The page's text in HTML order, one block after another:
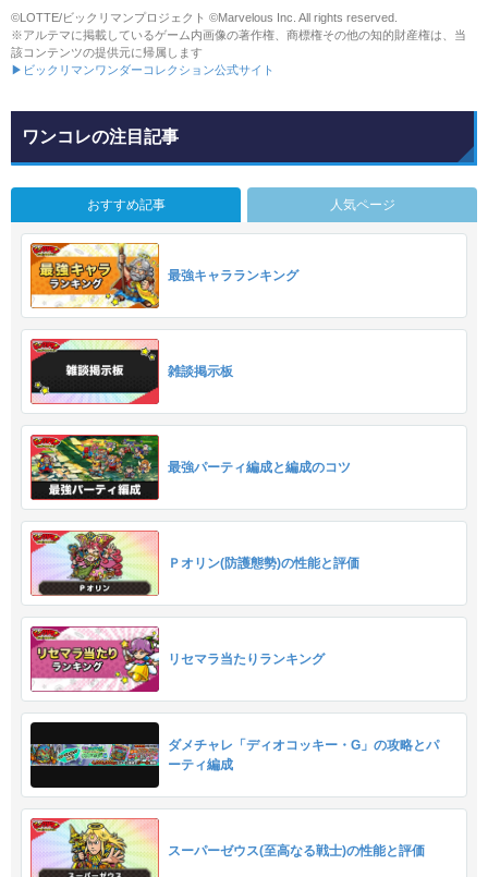
©LOTTE/ビックリマンプロジェクト ©Marvelous Inc. All rights reserved.
※アルテマに掲載しているゲーム内画像の著作権、商標権その他の知的財産権は、当
該コンテンツの提供元に帰属します
▶ビックリマンワンダーコレクション公式サイト
ワンコレの注目記事
おすすめ記事 人気ページ
最強キャラランキング
雑談掲示板
最強パーティ編成と編成のコツ
Ｐオリン(防護態勢)の性能と評価
リセマラ当たりランキング
ダメチャレ「ディオコッキー・G」の攻略とパ
ーティ編成
スーパーゼウス(至高なる戦士)の性能と評価